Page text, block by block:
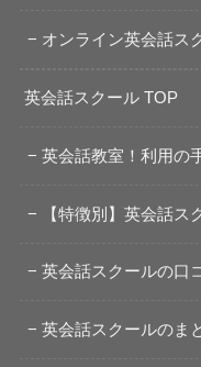
オンライン英会話ス
英会話スクール TOP
英会話教室！利用の
【特徴別】英会話ス
英会話スクールの口
英会話スクールのま